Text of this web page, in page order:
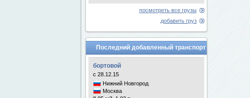
посмотреть все грузы
добавить груз
Последний добавленный транспорт
бортовой
с 28.12.15
Нижний Новгород
Москва